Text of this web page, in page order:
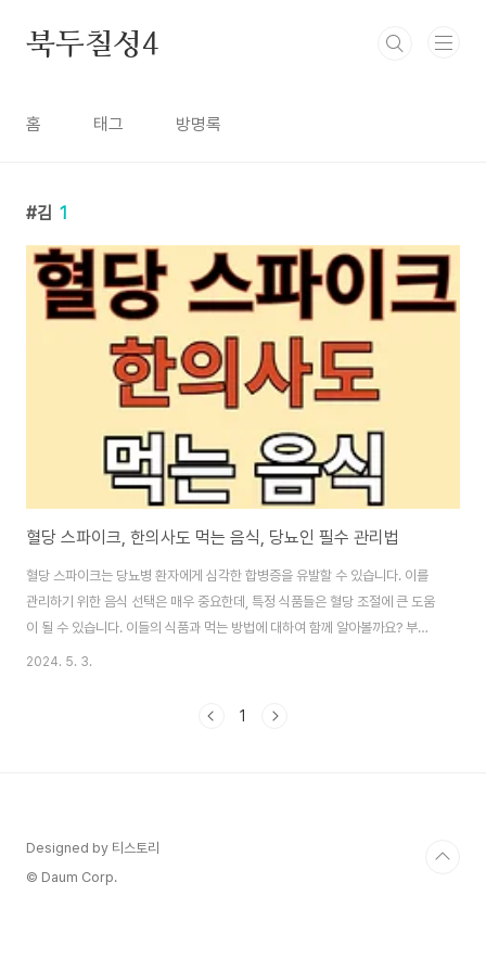
북두칠성4
홈 태그 방명록
김 1
혈당 스파이크, 한의사도 먹는 음식, 당뇨인 필수 관리법
혈당 스파이크는 당뇨병 환자에게 심각한 합병증을 유발할 수 있습니다. 이를
관리하기 위한 음식 선택은 매우 중요한데, 특정 식품들은 혈당 조절에 큰 도움
이 될 수 있습니다. 이들의 식품과 먹는 방법에 대하여 함께 알아볼까요? 부제:
당뇨 환자에게 권장하는 음식, 혈당스파이크 예방 이 글의 순서0. 이 글의 요약
6. 도움 되는 글0. 이 글의 요약 ▣ 혈당 스파이크는 당뇨병 환자들에게 다양한
2024. 5. 3.
1
Designed by 티스토리
© Daum Corp.